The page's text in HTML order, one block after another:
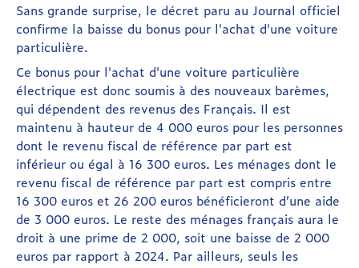
Sans grande surprise, le décret paru au Journal officiel
confirme la baisse du bonus pour l'achat d'une voiture
particulière.
Ce bonus pour l'achat d'une voiture particulière
électrique est donc soumis à des nouveaux barèmes,
qui dépendent des revenus des Français. Il est
maintenu à hauteur de 4 000 euros pour les personnes
dont le revenu fiscal de référence par part est
inférieur ou égal à 16 300 euros. Les ménages dont le
revenu fiscal de référence par part est compris entre
16 300 euros et 26 200 euros bénéficieront d’une aide
de 3 000 euros. Le reste des ménages français aura le
droit à une prime de 2 000, soit une baisse de 2 000
euros par rapport à 2024. Par ailleurs, seuls les